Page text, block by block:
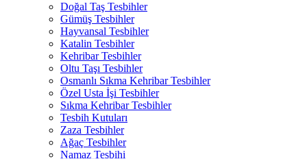
Doğal Taş Tesbihler
Gümüş Tesbihler
Hayvansal Tesbihler
Katalin Tesbihler
Kehribar Tesbihler
Oltu Taşı Tesbihler
Osmanlı Sıkma Kehribar Tesbihler
Özel Usta İşi Tesbihler
Sıkma Kehribar Tesbihler
Tesbih Kutuları
Zaza Tesbihler
Ağaç Tesbihler
Namaz Tesbihi